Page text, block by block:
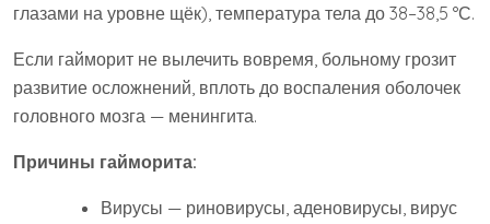
глазами на уровне щёк), температура тела до 38–38,5 °С.
Если гайморит не вылечить вовремя, больному грозит
развитие осложнений, вплоть до воспаления оболочек
головного мозга — менингита.
Причины гайморита:
Вирусы — риновирусы, аденовирусы, вирус